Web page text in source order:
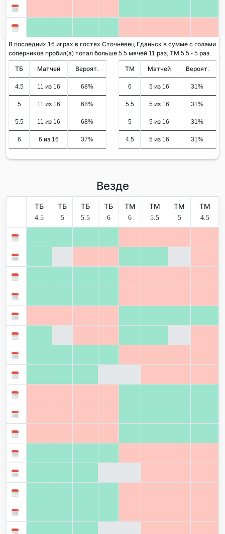
В последних 16 играх в гостях Сточнёвец Гданьск в сумме с голами
соперников пробил(а) тотал больше 5.5 мячей 11 раз, ТМ 5.5 - 5 раз.
ТБ Матчей Вероят.
4.5 11 из 16 68%
5 11 из 16 68%
5.5 11 из 16 68%
6 6 из 16 37%
ТМ Матчей Вероят.
6 5 из 16 31%
5.5 5 из 16 31%
5 5 из 16 31%
4.5 5 из 16 31%
Везде
ТБ
4.5
ТБ
5
ТБ
5.5
ТБ
6
ТМ
6
ТМ
5.5
ТМ
5
ТМ
4.5